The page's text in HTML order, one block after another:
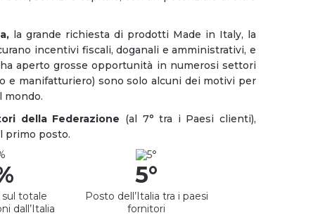
la grande richiesta di prodotti Made in Italy, la
incentivi fiscali, doganali e amministrativi, e
aperto grosse opportunità in numerosi settori
e manifatturiero) sono solo alcuni dei motivi per
mondo.
della Federazione (al 7° tra i Paesi clienti),
primo posto.
totale
dall’Italia
5°
Posto dell’Italia tra i paesi
fornitori